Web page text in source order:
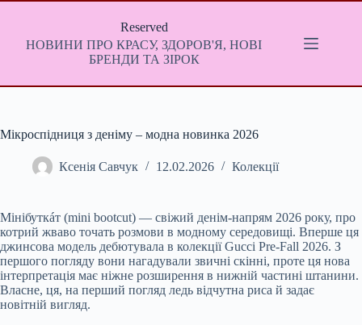
Перейти
Reserved
НОВИНИ ПРО КРАСУ, ЗДОРОВ'Я, НОВІ
БРЕНДИ ТА ЗІРОК
Мікроспідниця з деніму – модна новинка 2026
Ксенія Савчук 12.02.2026 Колекції
Мінібуткáт (mini bootcut) — свіжий денім-напрям 2026 року, про
котрий жваво точать розмови в модному середовищі. Вперше ця
джинсова модель дебютувала в колекції Gucci Pre-Fall 2026. З
першого погляду вони нагадували звичні скінні, проте ця нова
інтерпретація має ніжне розширення в нижній частині штанини.
Власне, ця, на перший погляд ледь відчутна риса й задає
новітній вигляд.